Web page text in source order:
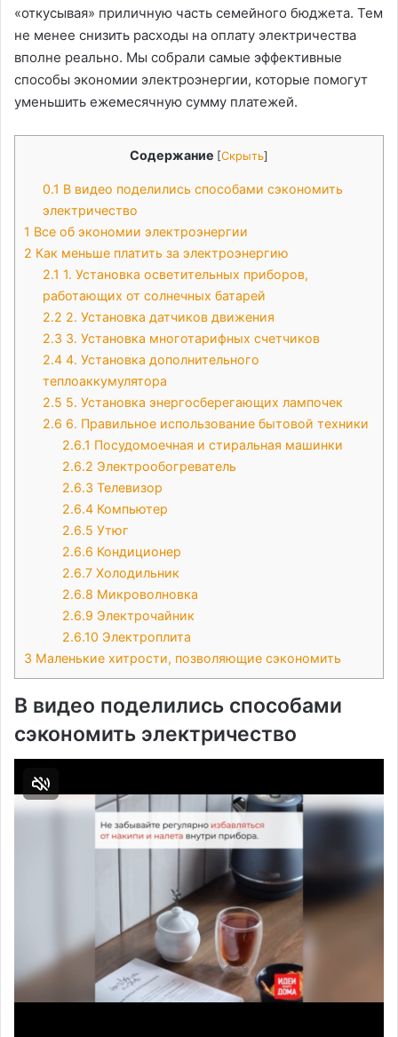
«откусывая» приличную часть семейного бюджета. Тем
не менее снизить расходы на оплату электричества
вполне реально. Мы собрали самые эффективные
способы экономии электроэнергии, которые помогут
уменьшить ежемесячную сумму платежей.
Содержание [Скрыть]
0.1 В видео поделились способами сэкономить
электричество
1 Все об экономии электроэнергии
2 Как меньше платить за электроэнергию
2.1 1. Установка осветительных приборов,
работающих от солнечных батарей
2.2 2. Установка датчиков движения
2.3 3. Установка многотарифных счетчиков
2.4 4. Установка дополнительного
теплоаккумулятора
2.5 5. Установка энергосберегающих лампочек
2.6 6. Правильное использование бытовой техники
2.6.1 Посудомоечная и стиральная машинки
2.6.2 Электрообогреватель
2.6.3 Телевизор
2.6.4Компьютер
2.6.5 Утюг
2.6.6 Кондиционер
2.6.7Холодильник
2.6.8 Микроволновка
2.6.9 Электрочайник
2.6.10 Электроплита
3 Маленькие хитрости, позволяющие сэкономить
В видео поделились способами
сэкономить электричество